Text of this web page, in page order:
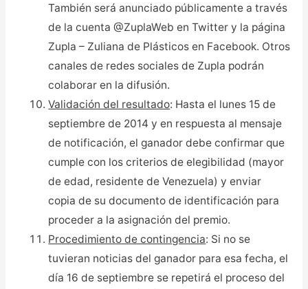
También será anunciado públicamente a través
de la cuenta @ZuplaWeb en Twitter y la página
Zupla – Zuliana de Plásticos en Facebook. Otros
canales de redes sociales de Zupla podrán
colaborar en la difusión.
Validación del resultado: Hasta el lunes 15 de
septiembre de 2014 y en respuesta al mensaje
de notificación, el ganador debe confirmar que
cumple con los criterios de elegibilidad (mayor
de edad, residente de Venezuela) y enviar
copia de su documento de identificación para
proceder a la asignación del premio.
Procedimiento de contingencia: Si no se
tuvieran noticias del ganador para esa fecha, el
día 16 de septiembre se repetirá el proceso del